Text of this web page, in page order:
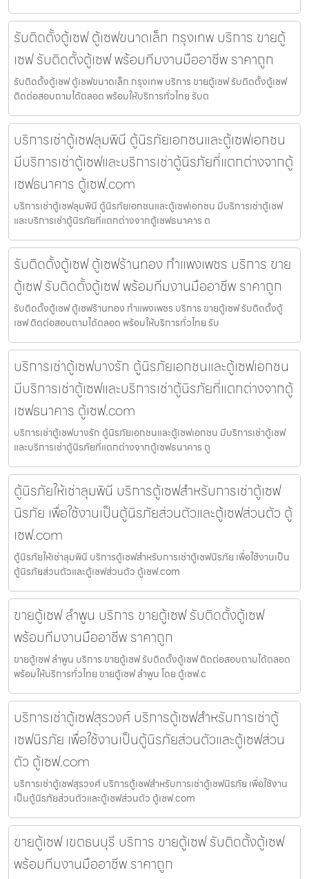
รับติดตั้งตู้เซฟ ตู้เซฟขนาดเล็ก กรุงเทพ บริการ ขายตู้
เซฟ รับติดตั้งตู้เซฟ พร้อมทีมงานมืออาชีพ ราคาถูก
รับติดตั้งตู้เซฟ ตู้เซฟขนาดเล็ก กรุงเทพ บริการ ขายตู้เซฟ รับติดตั้งตู้เซฟ
ติดต่อสอบถามได้ตลอด พร้อมให้บริการทั่วไทย รับต
บริการเช่าตู้เซฟลุมพินี ตู้นิรภัยเอกชนและตู้เซฟเอกชน
มีบริการเช่าตู้เซฟและบริการเช่าตู้นิรภัยที่แตกต่างจากตู้
เซฟธนาคาร ตู้เซฟ.com
บริการเช่าตู้เซฟลุมพินี ตู้นิรภัยเอกชนและตู้เซฟเอกชน มีบริการเช่าตู้เซฟ
และบริการเช่าตู้นิรภัยที่แตกต่างจากตู้เซฟธนาคาร ต
รับติดตั้งตู้เซฟ ตู้เซฟร้านทอง กำแพงเพชร บริการ ขาย
ตู้เซฟ รับติดตั้งตู้เซฟ พร้อมทีมงานมืออาชีพ ราคาถูก
รับติดตั้งตู้เซฟ ตู้เซฟร้านทอง กำแพงเพชร บริการ ขายตู้เซฟ รับติดตั้งตู้
เซฟ ติดต่อสอบถามได้ตลอด พร้อมให้บริการทั่วไทย รับ
บริการเช่าตู้เซฟบางรัก ตู้นิรภัยเอกชนและตู้เซฟเอกชน
มีบริการเช่าตู้เซฟและบริการเช่าตู้นิรภัยที่แตกต่างจากตู้
เซฟธนาคาร ตู้เซฟ.com
บริการเช่าตู้เซฟบางรัก ตู้นิรภัยเอกชนและตู้เซฟเอกชน มีบริการเช่าตู้เซฟ
และบริการเช่าตู้นิรภัยที่แตกต่างจากตู้เซฟธนาคาร ตู
ตู้นิรภัยให้เช่าลุมพินี บริการตู้เซฟสำหรับการเช่าตู้เซฟ
นิรภัย เพื่อใช้งานเป็นตู้นิรภัยส่วนตัวและตู้เซฟส่วนตัว ตู้
เซฟ.com
ตู้นิรภัยให้เช่าลุมพินี บริการตู้เซฟสำหรับการเช่าตู้เซฟนิรภัย เพื่อใช้งานเป็น
ตู้นิรภัยส่วนตัวและตู้เซฟส่วนตัว ตู้เซฟ.com
ขายตู้เซฟ ลำพูน บริการ ขายตู้เซฟ รับติดตั้งตู้เซฟ
พร้อมทีมงานมืออาชีพ ราคาถูก
ขายตู้เซฟ ลำพูน บริการ ขายตู้เซฟ รับติดตั้งตู้เซฟ ติดต่อสอบถามได้ตลอด
พร้อมให้บริการทั่วไทย ขายตู้เซฟ ลำพูน โดย ตู้เซฟ.c
บริการเช่าตู้เซฟสุรวงศ์ บริการตู้เซฟสำหรับการเช่าตู้
เซฟนิรภัย เพื่อใช้งานเป็นตู้นิรภัยส่วนตัวและตู้เซฟส่วน
ตัว ตู้เซฟ.com
บริการเช่าตู้เซฟสุรวงศ์ บริการตู้เซฟสำหรับการเช่าตู้เซฟนิรภัย เพื่อใช้งาน
เป็นตู้นิรภัยส่วนตัวและตู้เซฟส่วนตัว ตู้เซฟ.com
ขายตู้เซฟ เขตธนบุรี บริการ ขายตู้เซฟ รับติดตั้งตู้เซฟ
พร้อมทีมงานมืออาชีพ ราคาถูก